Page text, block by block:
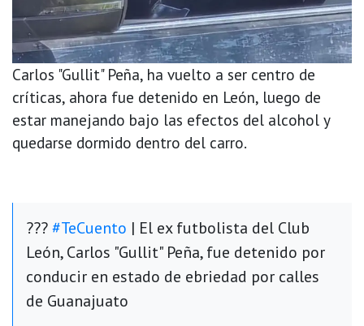
Carlos "Gullit" Peña, ha vuelto a ser centro de
críticas, ahora fue detenido en León, luego de
estar manejando bajo las efectos del alcohol y
quedarse dormido dentro del carro.
???#TeCuento | El ex futbolista del Club
León, Carlos "Gullit" Peña, fue detenido por
conducir en estado de ebriedad por calles
de Guanajuato